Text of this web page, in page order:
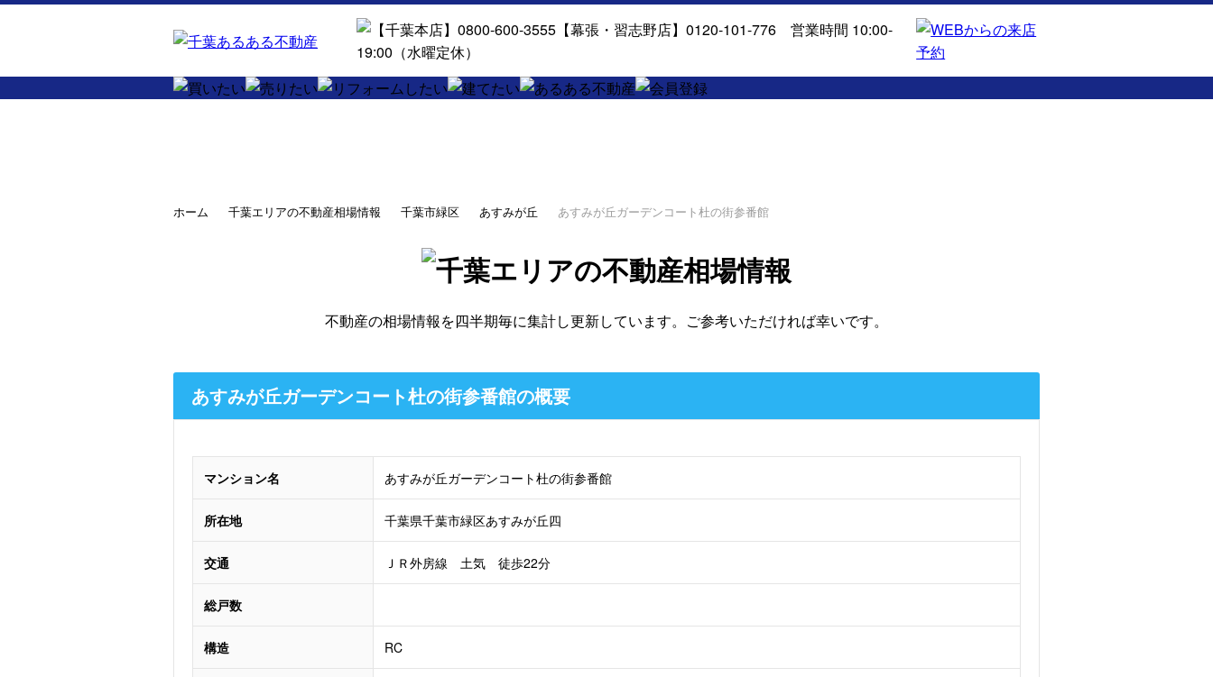
ホーム 千葉エリアの不動産相場情報 千葉市緑区 あすみが丘 あすみが丘ガーデンコート杜の街参番館
不動産の相場情報を四半期毎に集計し更新しています。ご参考いただければ幸いです。
あすみが丘ガーデンコート杜の街参番館の概要
マンション名 あすみが丘ガーデンコート杜の街参番館
所在地 千葉県千葉市緑区あすみが丘四
交通 ＪＲ外房線 土気 徒歩22分
総戸数
構造 RC